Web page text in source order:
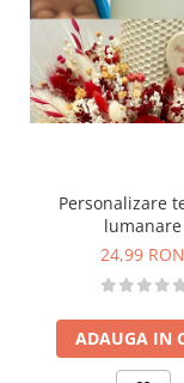
Personalizare
lumanare
24,99 RON
ADAUGA IN